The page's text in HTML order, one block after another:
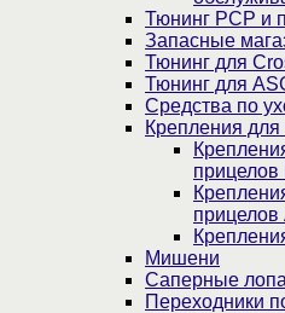
Тюнинг PCP и
Запасные
Тюнинг для
Тюнинг для
Средства по
Крепления для
прицелов
прицелов
Мишени
Саперные
Переходники